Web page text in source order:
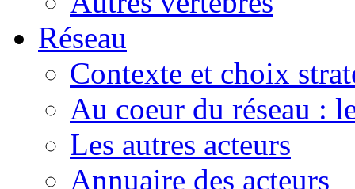
Réseau
Contexte et choix
Au coeur du réseau :
Les autres acteurs
Annuaire des acteurs